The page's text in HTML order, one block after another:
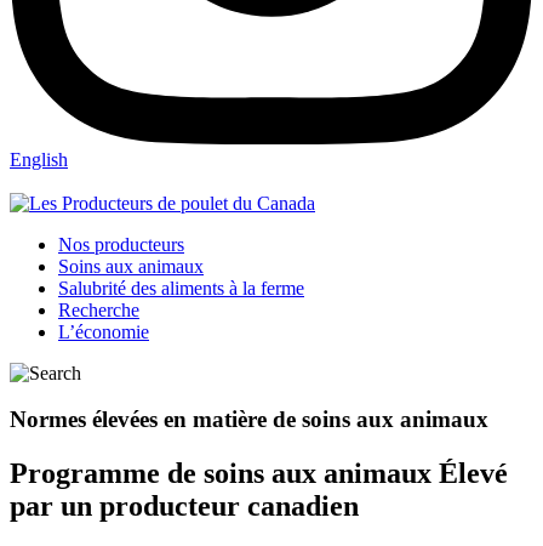
English
Nos producteurs
Soins aux animaux
Salubrité des aliments à la ferme
Recherche
L’économie
Normes élevées en matière de soins aux animaux
Programme de soins aux animaux Élevé
par un producteur canadien